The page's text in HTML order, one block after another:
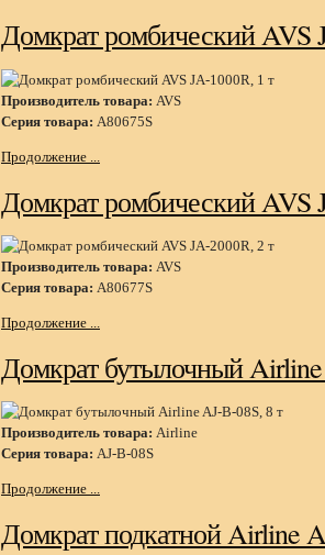
Домкрат ромбический AVS
Производитель товара: AVS
Серия товара: A80675S
Продолжение ...
Домкрат ромбический AVS
Производитель товара: AVS
Серия товара: A80677S
Продолжение ...
Домкрат бутылочный
Производитель товара: Airline
Серия товара: AJ-B-08S
Продолжение ...
Домкрат подкатной Airline